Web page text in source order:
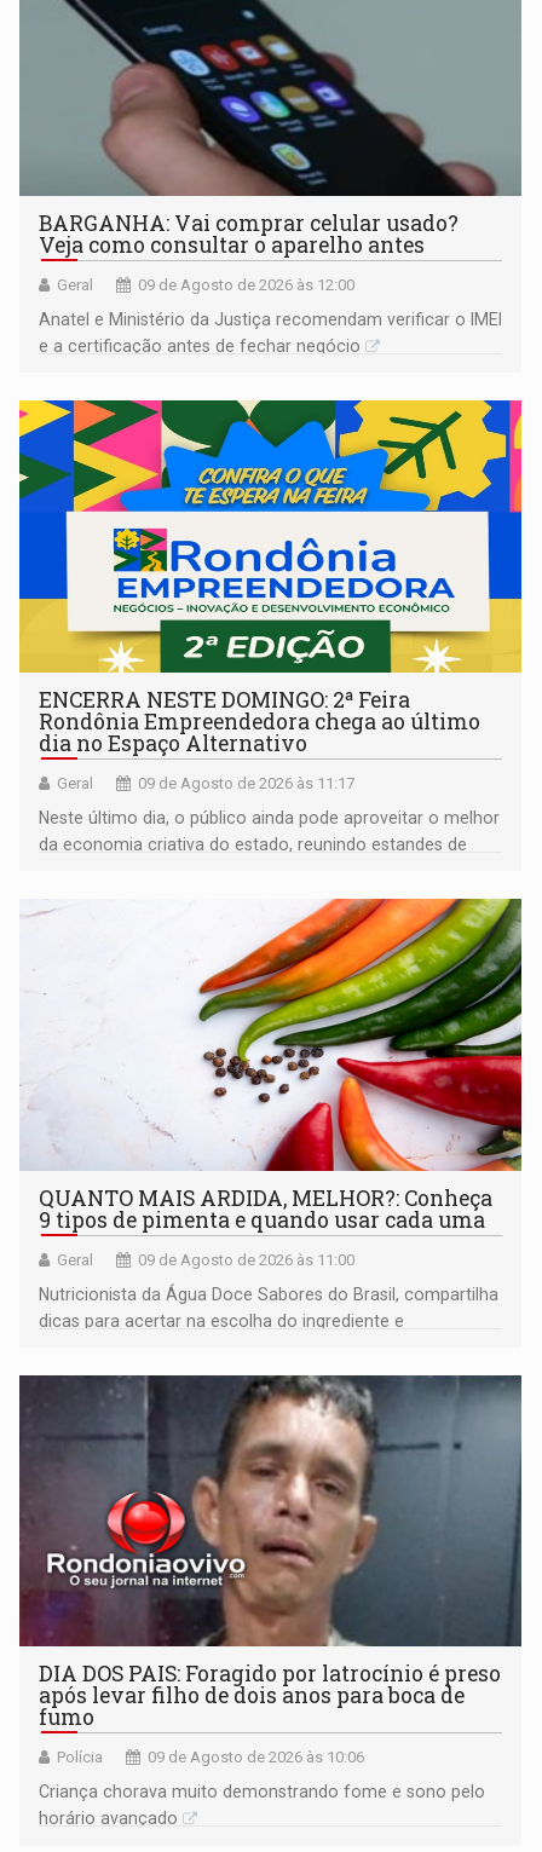
BARGANHA: Vai comprar celular usado?
Veja como consultar o aparelho antes
Geral 09 de Agosto de 2026 às 12:00
Anatel e Ministério da Justiça recomendam verificar o IMEI
e a certificação antes de fechar negócio
ENCERRA NESTE DOMINGO: 2ª Feira
Rondônia Empreendedora chega ao último
dia no Espaço Alternativo
Geral 09 de Agosto de 2026 às 11:17
Neste último dia, o público ainda pode aproveitar o melhor
da economia criativa do estado, reunindo estandes de
QUANTO MAIS ARDIDA, MELHOR?: Conheça
9 tipos de pimenta e quando usar cada uma
Geral 09 de Agosto de 2026 às 11:00
Nutricionista da Água Doce Sabores do Brasil, compartilha
dicas para acertar na escolha do ingrediente e
DIA DOS PAIS: Foragido por latrocínio é preso
após levar filho de dois anos para boca de
fumo
Polícia 09 de Agosto de 2026 às 10:06
Criança chorava muito demonstrando fome e sono pelo
horário avançado